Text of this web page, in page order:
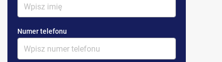
Numer telefonu